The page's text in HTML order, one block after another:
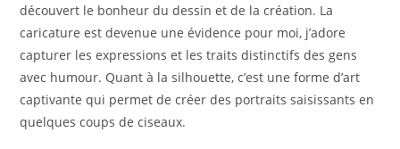
découvert le bonheur du dessin et de la création. La
caricature est devenue une évidence pour moi, j’adore
capturer les expressions et les traits distinctifs des gens
avec humour. Quant à la silhouette, c’est une forme d’art
captivante qui permet de créer des portraits saisissants en
quelques coups de ciseaux.